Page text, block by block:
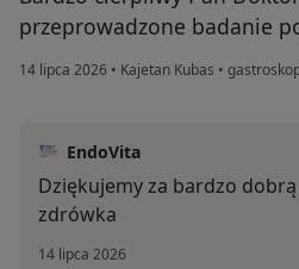
przeprowadzone badanie
14 lipca 2026 • Kajetan Kubas •
EndoVita
Dziękujemy za bardzo
zdrówka
14 lipca 2026